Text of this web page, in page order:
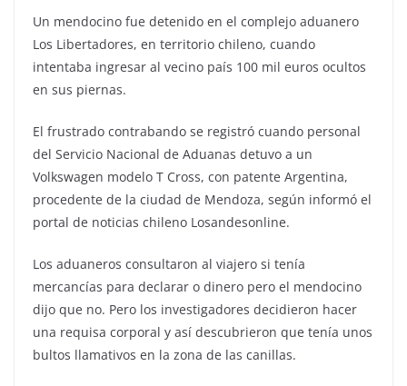
Un mendocino fue detenido en el complejo aduanero
Los Libertadores, en territorio chileno, cuando
intentaba ingresar al vecino país 100 mil euros ocultos
en sus piernas.
El frustrado contrabando se registró cuando personal
del Servicio Nacional de Aduanas detuvo a un
Volkswagen modelo T Cross, con patente Argentina,
procedente de la ciudad de Mendoza, según informó el
portal de noticias chileno Losandesonline.
Los aduaneros consultaron al viajero si tenía
mercancías para declarar o dinero pero el mendocino
dijo que no. Pero los investigadores decidieron hacer
una requisa corporal y así descubrieron que tenía unos
bultos llamativos en la zona de las canillas.